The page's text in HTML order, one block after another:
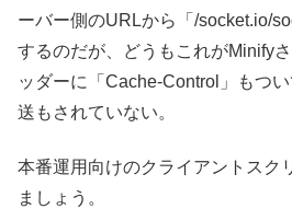
ーバー側のURLから「/socket.io/
するのだが、どうもこれがMinify
ッダーに「Cache-Control」もつ
送もされていない。
本番運用向けのクライアントスク
ましょう。